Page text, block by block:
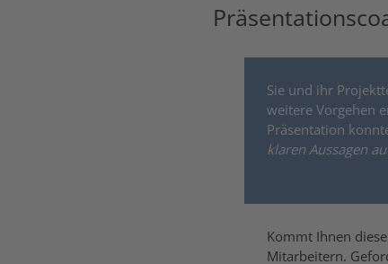
Sie und ihr
weitere Vorgehen
Präsentation
klaren Aussagen
Kommt Ihnen
Mitarbeitern.